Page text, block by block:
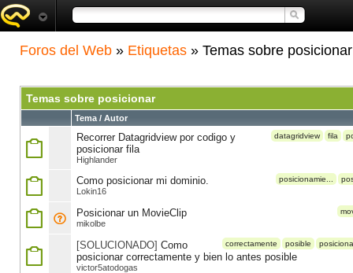
Foros del Web » Etiquetas » Temas sobre posicionar
Temas sobre posicionar
Tema / Autor
datagridview fila
Recorrer Datagridview por codigo y
posicionar fila
Highlander
posicionamie...
Como posicionar mi dominio.
Lokin16
Posicionar un MovieClip
mikolbe
correctamente posible
[SOLUCIONADO] Como
posicionar correctamente y bien lo antes posible
victor5atodogas